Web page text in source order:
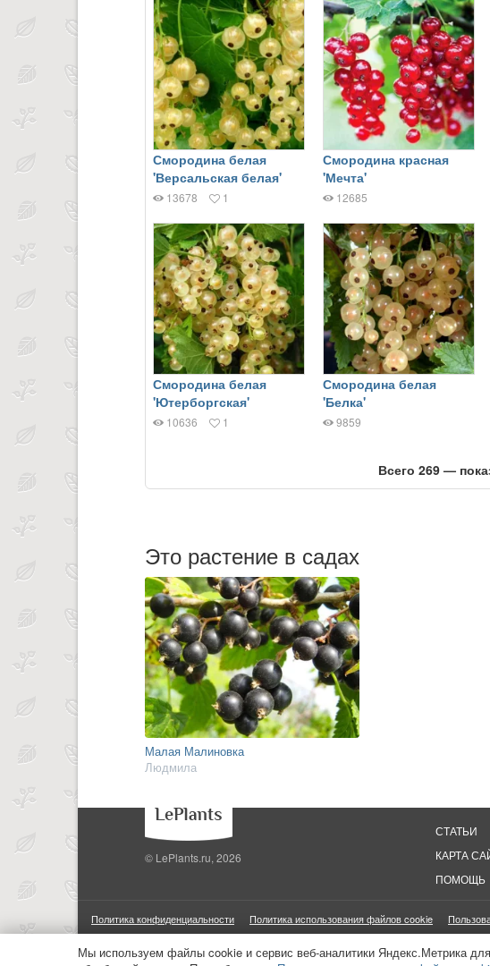
Смородина белая
'Версальская белая'
13678 1
Смородина красная
'Мечта'
12685
Смородина белая
'Ютерборгская'
10636 1
Смородина белая
'Белка'
9859
Всего 269 —
Это растение в садах
Малая Малиновка
Людмила
© LePlants.ru, 2026
СТАТЬИ
КАРТА
ПОМОЩЬ
Политика конфиденциальности Политика использования файлов cookie
Мы используем файлы cookie и сервис веб-аналитики Яндекс.Метрика